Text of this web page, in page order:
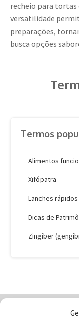
recheio para tortas
versatilidade
preparações,
busca opções
Termos
Alimentos
Xifópatra
Lanches rápidos
Dicas de
Zingiber